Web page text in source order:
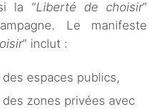
la “Liberté de choisir”
Le manifeste
” inclut :
espaces publics,
des zones privées avec